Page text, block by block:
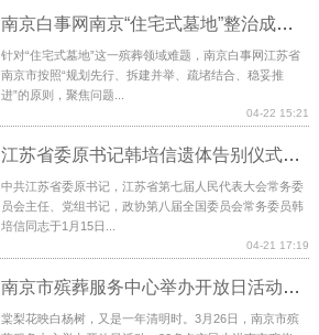
南京白事网南京“住宅式墓地”整治成效与启示
针对“住宅式墓地”这一殡葬领域难题，南京白事网江苏省
南京市按照“规划先行、拆建并举、疏堵结合、稳妥推
进”的原则，聚焦问题...
04-22 15:21
江苏省委原书记韩培信遗体告别仪式在南京举行
中共江苏省委原书记，江苏省第七届人民代表大会常务委
员会主任、党组书记，政协第八届全国委员会常务委员韩
培信同志于1月15日...
04-21 17:19
南京市殡葬服务中心举办开放日活动，市民近距离了解“生命最后一站”
棠梨花映白杨树，又是一年清明时。3月26日，南京市殡